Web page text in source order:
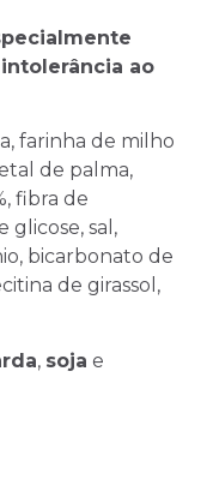
ao
farinha de milho
de palma,
fibra de
glicose, sal,
bicarbonato de
de girassol,
, soja e